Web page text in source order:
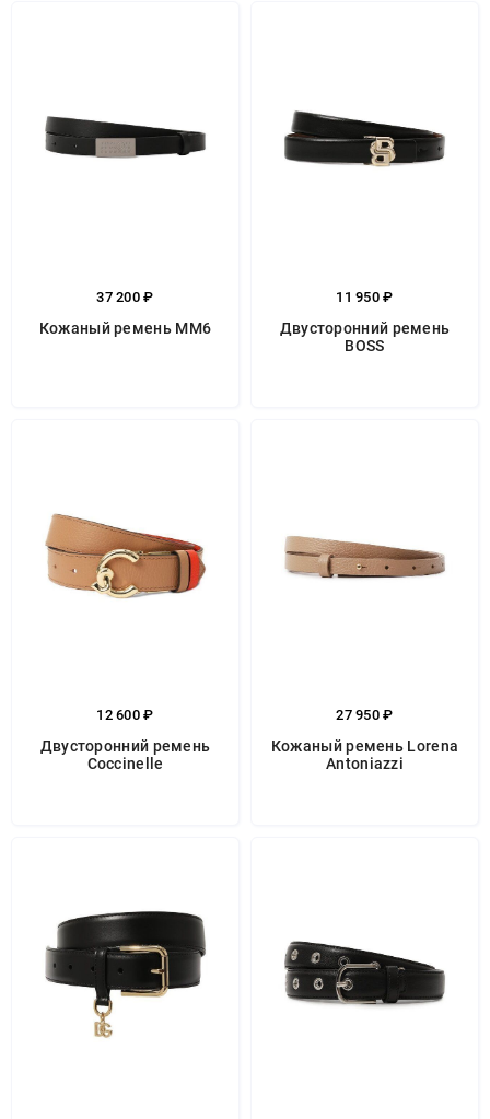
37 200 ₽
Кожаный ремень MM6
11 950 ₽
Двусторонний ремень
BOSS
12 600 ₽
Двусторонний ремень
Coccinelle
27 950 ₽
Кожаный ремень Lorena
Antoniazzi